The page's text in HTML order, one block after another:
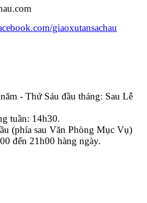
giaoxutansachau
- Thứ Sáu đầu tháng: Sau Lễ
tuần: 14h30.
(phía sau Văn Phòng Mục Vụ)
đến 21h00 hàng ngày.